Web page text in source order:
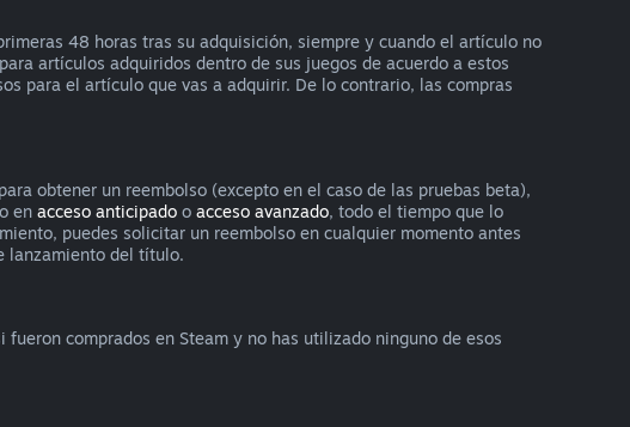
48 horas tras su adquisición, siempre y cuando el artículo no
artículos adquiridos dentro de sus juegos de acuerdo a estos
para el artículo que vas a adquirir. De lo contrario, las compras
obtener un reembolso (excepto en el caso de las pruebas beta),
en acceso anticipado o acceso avanzado, todo el tiempo que lo
puedes solicitar un reembolso en cualquier momento antes
lanzamiento del título.
comprados en Steam y no has utilizado ninguno de esos